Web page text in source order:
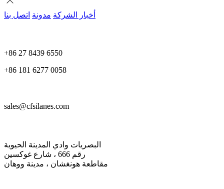
أخبار الشركة مدونة اتصل بنا
+86 27 8439 6550
+86 181 6277 0058
sales@cfsilanes.com
البصريات وادي المدينة الحيوية
رقم 666 ، شارع غوكسين
مقاطعة هونغشان ، مدينة ووهان